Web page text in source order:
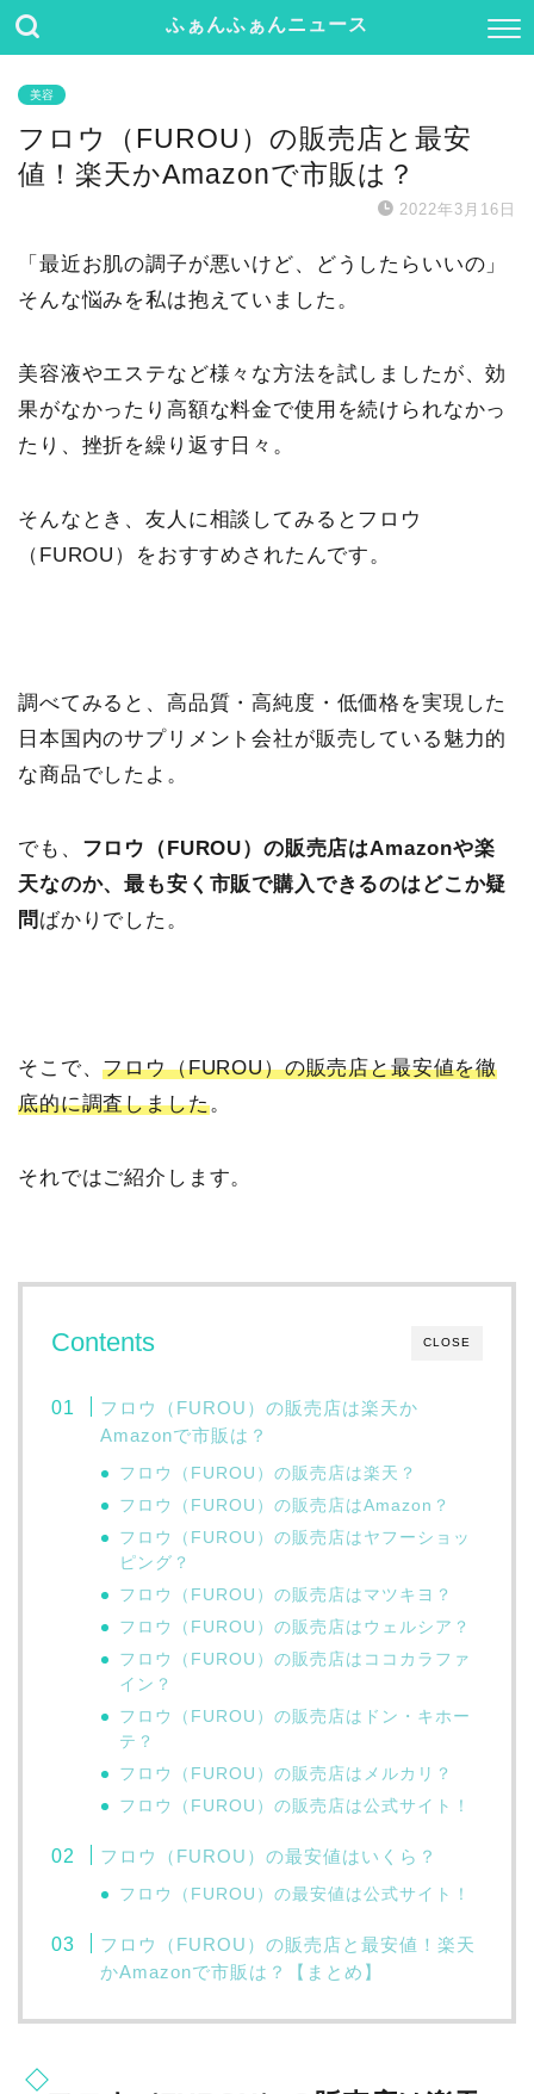
ふぁんふぁんニュース
美容
フロウ（FUROU）の販売店と最安
値！楽天かAmazonで市販は？
2022年3月16日
「最近お肌の調子が悪いけど、どうしたらいいの」
そんな悩みを私は抱えていました。
美容液やエステなど様々な方法を試しましたが、効
果がなかったり高額な料金で使用を続けられなかっ
たり、挫折を繰り返す日々。
そんなとき、友人に相談してみるとフロウ
（FUROU）をおすすめされたんです。
調べてみると、高品質・高純度・低価格を実現した
日本国内のサプリメント会社が販売している魅力的
な商品でしたよ。
でも、 フロウ（FUROU）の販売店はAmazonや楽
天なのか、最も安く市販で購入できるのはどこか疑
問 ばかりでした。
そこで、フロウ（FUROU）の販売店と最安値を徹
底的に調査しました。
それではご紹介します。
CLOSE
Contents
フロウ（FUROU）の販売店は楽天か
Amazonで市販は？
フロウ（FUROU）の販売店は楽天？
フロウ（FUROU）の販売店はAmazon？
フロウ（FUROU）の販売店はヤフーショッ
ピング？
フロウ（FUROU）の販売店はマツキヨ？
フロウ（FUROU）の販売店はウェルシア？
フロウ（FUROU）の販売店はココカラファ
イン？
フロウ（FUROU）の販売店はドン・キホー
テ？
フロウ（FUROU）の販売店はメルカリ？
フロウ（FUROU）の販売店は公式サイト！
フロウ（FUROU）の最安値はいくら？
フロウ（FUROU）の最安値は公式サイト！
フロウ（FUROU）の販売店と最安値！楽天
かAmazonで市販は？【まとめ】